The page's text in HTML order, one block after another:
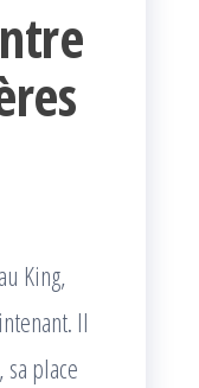
King,
Il
place